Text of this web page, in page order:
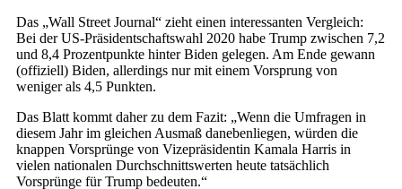
Das „Wall Street Journal“ zieht einen interessanten Vergleich:
Bei der US-Präsidentschaftswahl 2020 habe Trump zwischen 7,2
und 8,4 Prozentpunkte hinter Biden gelegen. Am Ende gewann
(offiziell) Biden, allerdings nur mit einem Vorsprung von
weniger als 4,5 Punkten.
Das Blatt kommt daher zu dem Fazit: „Wenn die Umfragen in
diesem Jahr im gleichen Ausmaß danebenliegen, würden die
knappen Vorsprünge von Vizepräsidentin Kamala Harris in
vielen nationalen Durchschnittswerten heute tatsächlich
Vorsprünge für Trump bedeuten.“